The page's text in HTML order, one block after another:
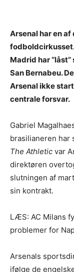
Arsenal har en
Madrid har
San Bernabeu.
Arsenal ikke
centrale forsvar.
Gabriel
brasilianeren
The Athletic var
direktøren
slutningen af
sin kontrakt.
LÆS: AC Milans
problemer for
Arsenals
ifølge de